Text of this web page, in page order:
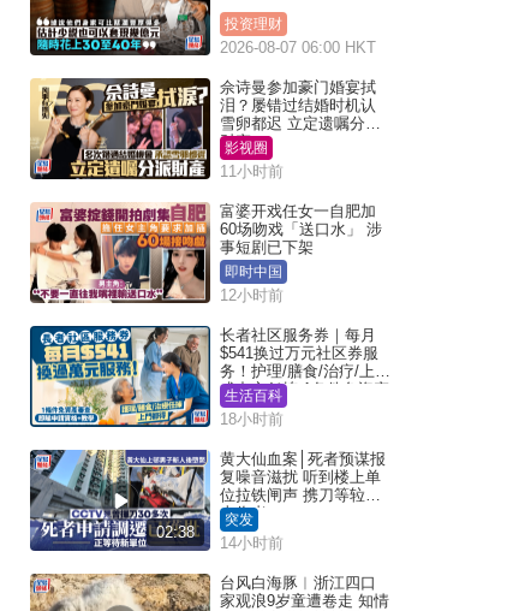
投资理财
2026-08-07 06:00 HKT
佘诗曼参加豪门婚宴拭
泪？屡错过结婚时机认
雪卵都迟 立定遗嘱分派
财产
影视圈
11小时前
富婆开戏任女一自肥加
60场吻戏「送口水」 涉
事短剧已下架
即时中国
12小时前
长者社区服务券｜每月
$541换过万元社区券服
务！护理/膳食/治疗/上门
或中心任拣 1条件免资产
审查（附申请资格及教
学）
生活百科
18小时前
02:38
黄大仙血案│死者预谋报
复噪音滋扰 听到楼上单
位拉铁闸声 携刀等䢂伏
击伤者
突发
14小时前
台风白海豚︱浙江四口
家观浪9岁童遭卷走 知情